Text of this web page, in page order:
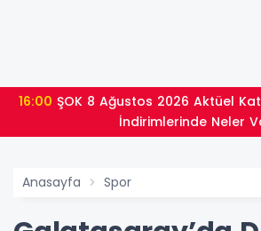
16:00
İndirimlerinde Neler
Anasayfa Spor